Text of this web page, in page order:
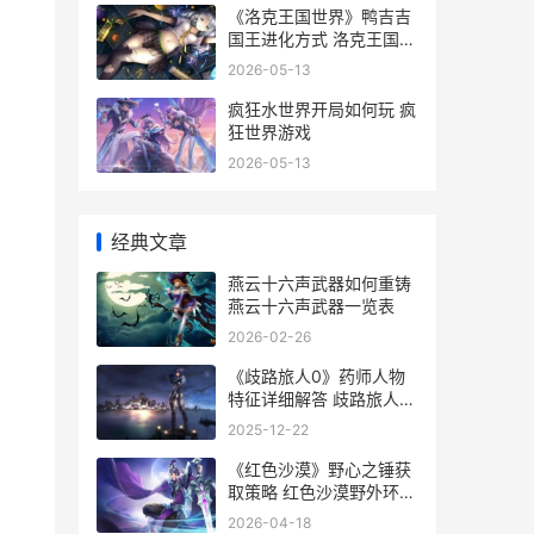
《洛克王国世界》鸭吉吉
国王进化方式 洛克王国世
界wiki
2026-05-13
疯狂水世界开局如何玩 疯
狂世界游戏
2026-05-13
经典文章
燕云十六声武器如何重铸
燕云十六声武器一览表
2026-02-26
《歧路旅人0》药师人物
特征详细解答 歧路旅人0
最强阵容推荐
2025-12-22
《红色沙漠》野心之锤获
取策略 红色沙漠野外环境
异常
2026-04-18